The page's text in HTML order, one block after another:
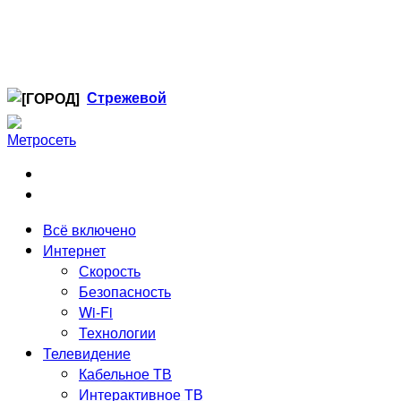
Стрежевой
Лангепас
Радужный
Сургут
Стрежевой
Тюмень
Всё включено
Интернет
Скорость
Безопасность
Wi-Fi
Технологии
Телевидение
Кабельное ТВ
Интерактивное ТВ